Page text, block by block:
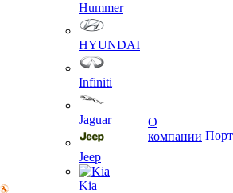
Hummer
HYUNDAI
Infiniti
Jaguar
Jeep
Kia
О
компании